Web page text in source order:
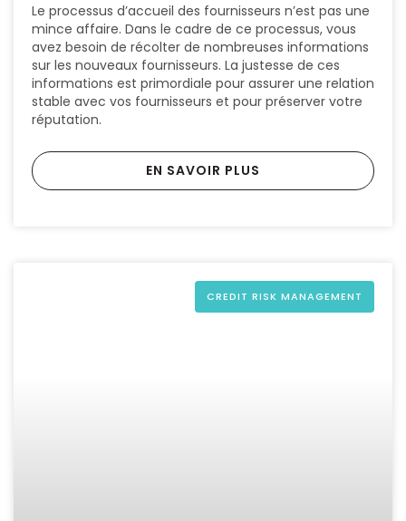
Le processus d’accueil des fournisseurs n’est pas une
mince affaire. Dans le cadre de ce processus, vous
avez besoin de récolter de nombreuses informations
sur les nouveaux fournisseurs. La justesse de ces
informations est primordiale pour assurer une relation
stable avec vos fournisseurs et pour préserver votre
réputation.
EN SAVOIR PLUS
CREDIT RISK MANAGEMENT